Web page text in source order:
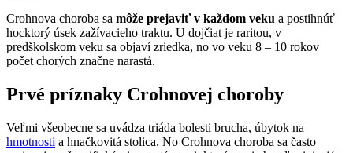
Crohnova choroba sa môže prejaviť v každom veku a postihnúť
hocktorý úsek zažívacieho traktu. U dojčiat je raritou, v
predškolskom veku sa objaví zriedka, no vo veku 8 – 10 rokov
počet chorých značne narastá.
Prvé príznaky Crohnovej choroby
Veľmi všeobecne sa uvádza triáda bolesti brucha, úbytok na
hmotnosti a hnačkovitá stolica. No Crohnova choroba sa často